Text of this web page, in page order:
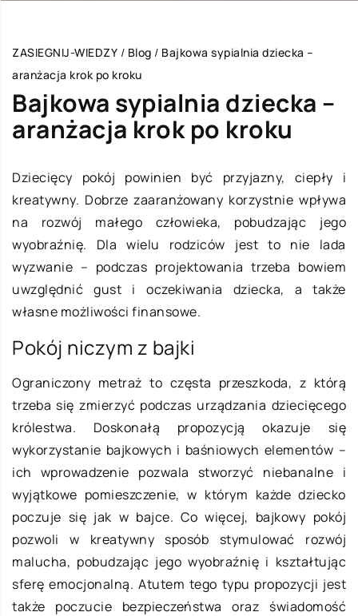
ZASIEGNIJ-WIEDZY / Blog / Bajkowa sypialnia dziecka –
aranżacja krok po kroku
Bajkowa sypialnia dziecka –
aranżacja krok po kroku
Dziecięcy pokój powinien być przyjazny, ciepły i
kreatywny. Dobrze zaaranżowany korzystnie wpływa
na rozwój małego człowieka, pobudzając jego
wyobraźnię. Dla wielu rodziców jest to nie lada
wyzwanie – podczas projektowania trzeba bowiem
uwzględnić gust i oczekiwania dziecka, a także
własne możliwości finansowe.
Pokój niczym z bajki
Ograniczony metraż to częsta przeszkoda, z którą
trzeba się zmierzyć podczas urządzania dziecięcego
królestwa. Doskonałą propozycją okazuje się
wykorzystanie bajkowych i baśniowych elementów –
ich wprowadzenie pozwala stworzyć niebanalne i
wyjątkowe pomieszczenie, w którym każde dziecko
poczuje się jak w bajce. Co więcej, bajkowy pokój
pozwoli w kreatywny sposób stymulować rozwój
malucha, pobudzając jego wyobraźnię i kształtując
sferę emocjonalną. Atutem tego typu propozycji jest
także poczucie bezpieczeństwa oraz świadomość